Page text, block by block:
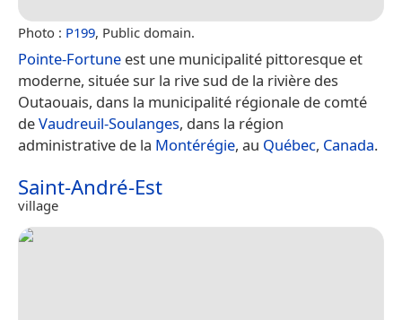
Photo : P199, Public domain.
Pointe-Fortune est une municipalité pittoresque et
moderne, située sur la rive sud de la rivière des
Outaouais, dans la municipalité régionale de comté
deVaudreuil-Soulanges, dans la région
administrative de la Montérégie, au Québec, Canada.
Saint-André-Est
village